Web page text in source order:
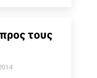
τους